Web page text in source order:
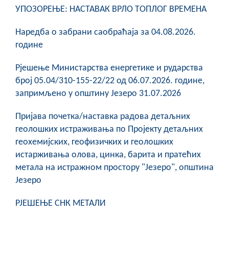
Пољопривреда
Туризам
ЦИВИЛНА ЗАШТИТА
КОНТАКТ
УПОЗОРЕЊЕ: НАСТАВАК ВРЛО ТОПЛОГ ВРЕМЕНА
Наредба о забрани саобраћаја за 04.08.2026.
године
Рјешење Министарства енергетике и рударства
број 05.04/310-155-22/22 од 06.07.2026. године,
запримљено у општину Језеро 31.07.2026
Пријава почетка/наставка радова детаљних
геолошких истраживања по Пројекту детаљних
геохемијских, геофизичких и геолошких
истарживања олова, цинка, барита и пратећих
метала на истражном простору "Језеро", општина
Језеро
РЈЕШЕЊЕ СНК МЕТАЛИ